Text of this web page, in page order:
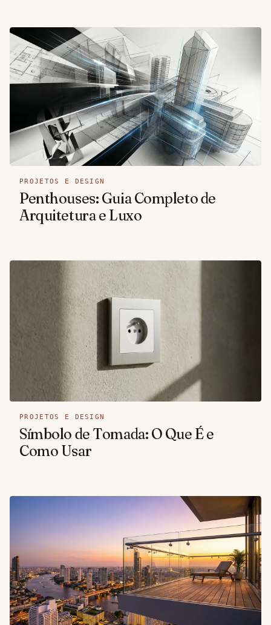
PROJETOS E DESIGN
Penthouses: Guia Completo de
Arquitetura e Luxo
PROJETOS E DESIGN
Símbolo de Tomada: O Que É e
Como Usar